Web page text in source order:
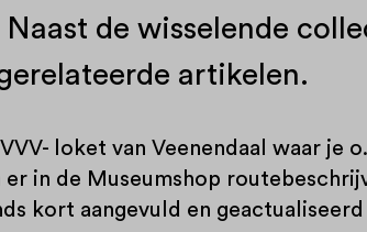
de wisselende
artikelen.
loket van Veenendaal waar
er in de Museumshop
kort aangevuld en